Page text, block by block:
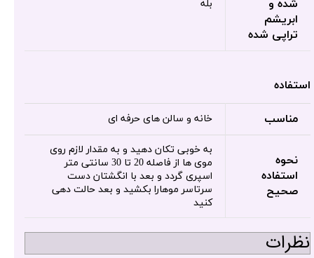
شده و
ابریشم
تراپی شده
بله
استفاده
مناسب خانه و سالن های حرفه ای
نحوه
استفاده
صحیح
به خوبی تکان دهید و به مقدار لازم روی
موی ها از فاصله 20 تا 30 سانتی متر
اسپری گردد و بعد با انگشتان دست
سرتاسر موهارا بکشید و بعد حالت دهی
کنید
نظرات